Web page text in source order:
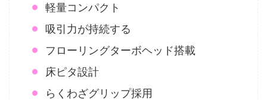
軽量コンパクト
吸引力が持続する
フローリングターボヘッド搭載
床ピタ設計
らくわざグリップ採用